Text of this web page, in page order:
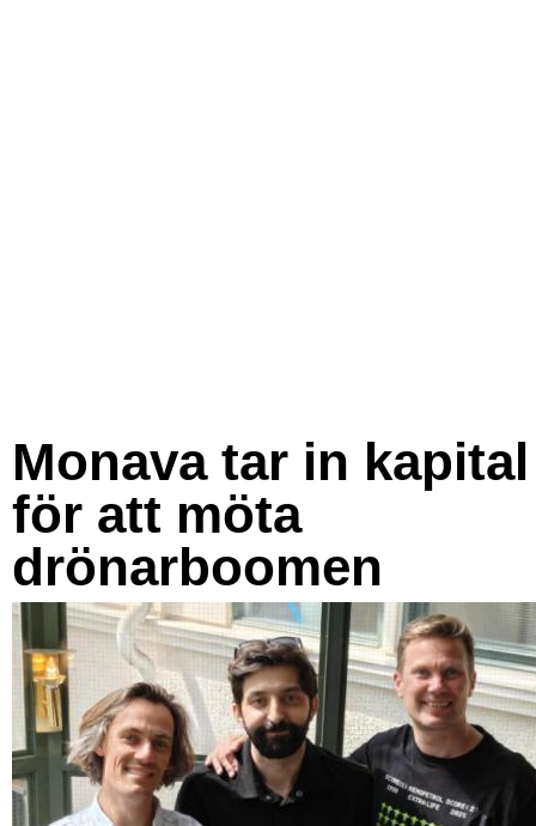
Monava tar in kapital
för att möta
drönarboomen